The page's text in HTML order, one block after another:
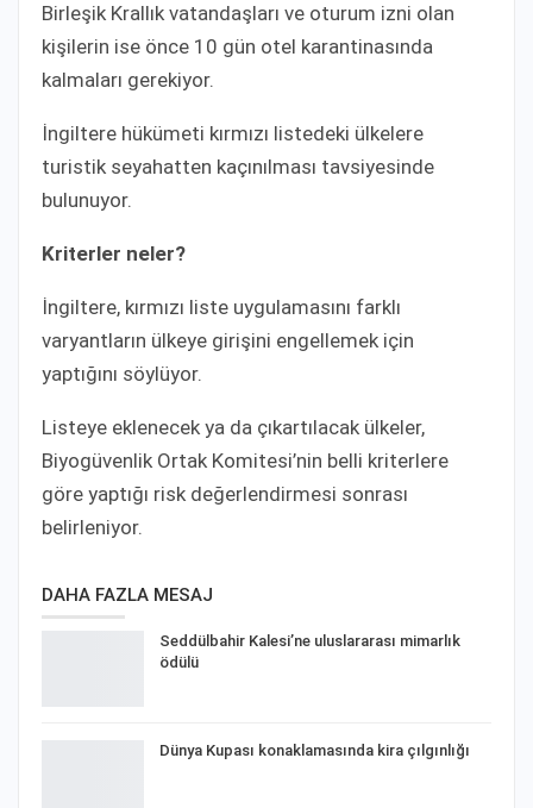
Birleşik Krallık vatandaşları ve oturum izni olan
kişilerin ise önce 10 gün otel karantinasında
kalmaları gerekiyor.
İngiltere hükümeti kırmızı listedeki ülkelere
turistik seyahatten kaçınılması tavsiyesinde
bulunuyor.
Kriterler neler?
İngiltere, kırmızı liste uygulamasını farklı
varyantların ülkeye girişini engellemek için
yaptığını söylüyor.
Listeye eklenecek ya da çıkartılacak ülkeler,
Biyogüvenlik Ortak Komitesi’nin belli kriterlere
göre yaptığı risk değerlendirmesi sonrası
belirleniyor.
DAHA FAZLA MESAJ
Seddülbahir Kalesi’ne uluslararası mimarlık
ödülü
Dünya Kupası konaklamasında kira çılgınlığı